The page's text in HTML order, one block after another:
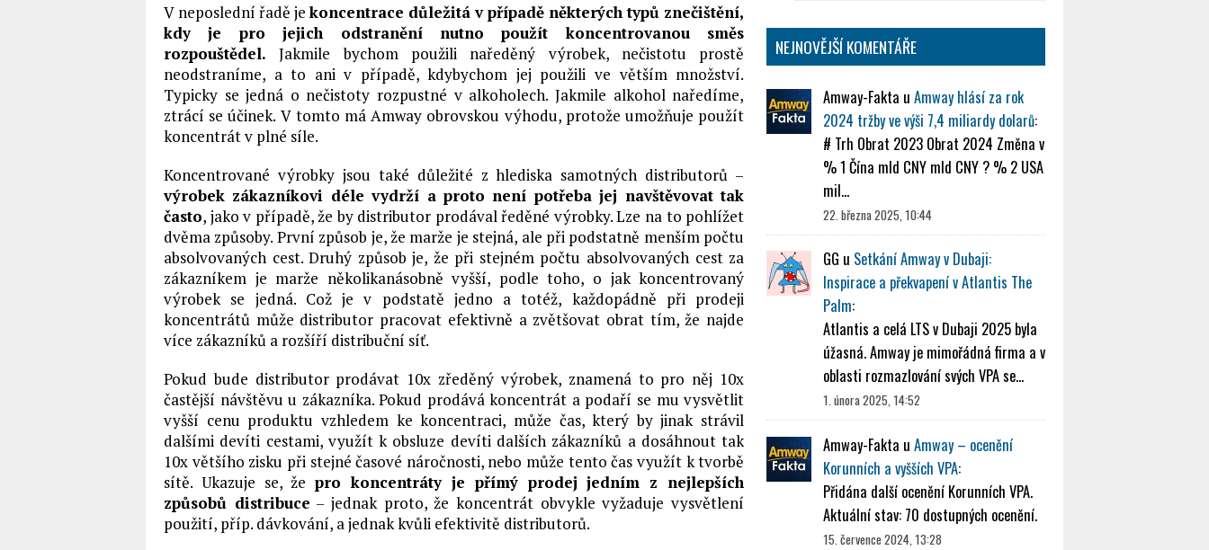
V neposlední řadě jekoncentrace důležitá v případě některých typů znečištění,
kdy je pro jejich odstranění nutno použít koncentrovanou směs
rozpouštědel. Jakmile bychom použili naředěný výrobek, nečistotu prostě
neodstraníme, a to ani v případě, kdybychom jej použili ve větším množství.
Typicky se jedná o nečistoty rozpustné v alkoholech. Jakmile alkohol naředíme,
ztrácí se účinek. V tomto má Amway obrovskou výhodu, protože umožňuje použít
koncentrát v plné síle.
Koncentrované výrobky jsou také důležité z hlediska samotných distributorů –
výrobek zákazníkovi déle vydrží a proto není potřeba jej navštěvovat tak
často, jako v případě, že by distributor prodával ředěné výrobky. Lze na to pohlížet
dvěma způsoby. První způsob je, že marže je stejná, ale při podstatně menším počtu
absolvovaných cest. Druhý způsob je, že při stejném počtu absolvovaných cest za
zákazníkem je marže několikanásobně vyšší, podle toho, o jak koncentrovaný
výrobek se jedná. Což je v podstatě jedno a totéž, každopádně při prodeji
koncentrátů může distributor pracovat efektivně a zvětšovat obrat tím, že najde
více zákazníků a rozšíří distribuční síť.
Pokud bude distributor prodávat 10x zředěný výrobek, znamená to pro něj 10x
častější návštěvu u zákazníka. Pokud prodává koncentrát a podaří se mu vysvětlit
vyšší cenu produktu vzhledem ke koncentraci, může čas, který by jinak strávil
dalšími devíti cestami, využít k obsluze devíti dalších zákazníků a dosáhnout tak
10x většího zisku při stejné časové náročnosti, nebo může tento čas využít k tvorbě
sítě. Ukazuje se, žepro koncentráty je přímý prodej jedním z nejlepších
způsobů distribuce – jednak proto, že koncentrát obvykle vyžaduje vysvětlení
použití, příp. dávkování, a jednak kvůli efektivitě distributorů.
NEJNOVĚJŠÍ KOMENTÁŘE
Amway-Fakta u Amway hlásí za rok
2024 tržby ve výši 7,4 miliardy dolarů:
# Trh Obrat 2023 Obrat 2024 Změna v
% 1 Čína mld CNY mld CNY ? % 2 USA
mil…
22. března 2025, 10:44
GG u Setkání Amway v Dubaji:
Inspirace a překvapení v Atlantis The
Palm:
Atlantis a celá LTS v Dubaji 2025 byla
úžasná. Amway je mimořádná firma a v
oblasti rozmazlování svých VPA se…
1. února 2025, 14:52
Amway-Fakta u Amway – ocenění
Korunních a vyšších VPA:
Přidána další ocenění Korunních VPA.
Aktuální stav: 70 dostupných ocenění.
15. července 2024, 13:28